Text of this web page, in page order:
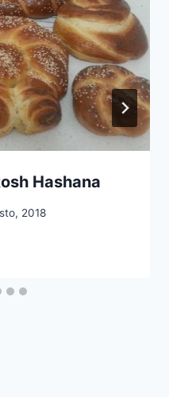
Hashana
2018